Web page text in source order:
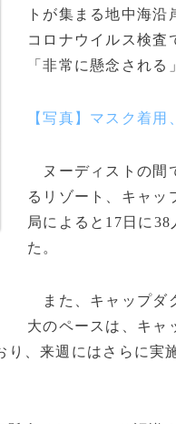
トが集まる地中海
コロナウイルス検査
「非常に懸念される
【写真】マスク着
ヌーディストの間
るリゾート、キャッ
局によると17日に
た。
また、キャップダ
大のペースは、キャ
、来週にはさらに実